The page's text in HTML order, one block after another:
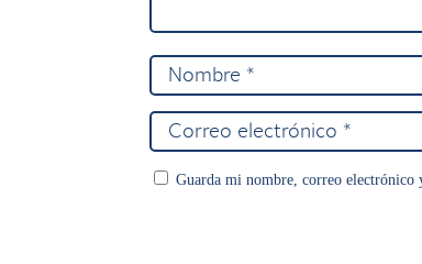
Guarda mi nombre, correo electrónico